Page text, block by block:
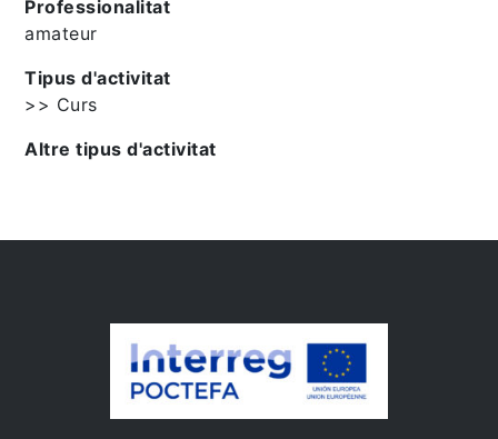
Professionalitat
amateur
Tipus d'activitat
>> Curs
Altre tipus d'activitat